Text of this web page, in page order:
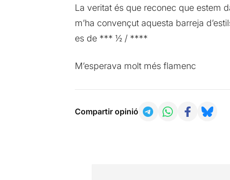
La veritat és que reconec que estem
m’ha convençut aquesta barreja
es de *** ½ / ****
M’esperava molt més flamenc
Compartir opinió